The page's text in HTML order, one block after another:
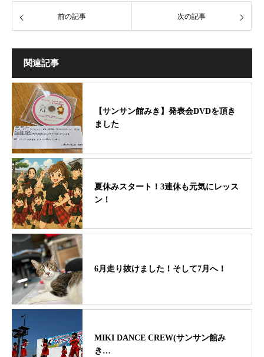
前の記事 次の記事
関連記事
【サンサン館みき】発表会DVDを頂き
ました
夏休みスタート！3連休も元気にレッス
ン！
6月走り抜けました！そして7月へ！
MIKI DANCE CREW(サンサン館み
き…